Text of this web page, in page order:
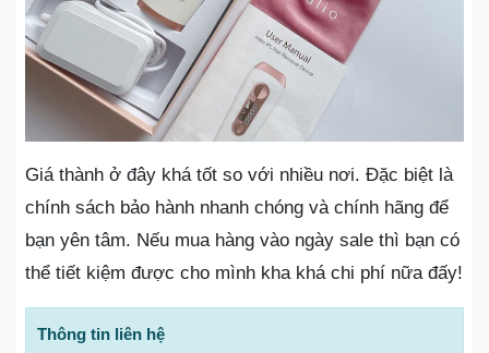
Giá thành ở đây khá tốt so với nhiều nơi. Đặc biệt là
chính sách bảo hành nhanh chóng và chính hãng để
bạn yên tâm. Nếu mua hàng vào ngày sale thì bạn có
thể tiết kiệm được cho mình kha khá chi phí nữa đấy!
Thông tin liên hệ